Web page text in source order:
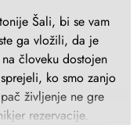
Janjac
Šali, bi se vam
ga vložili, da je
človeku dostojen
ko smo zanjo
življenje ne gre
rezervacije.